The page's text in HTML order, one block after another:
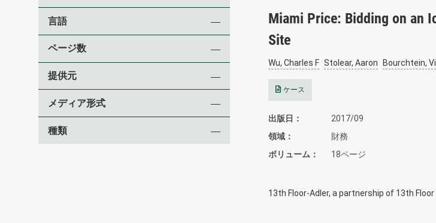
Miami Price: Bidding on an
Site
Wu, Charles F Stolear, Aaron Bourchtein,
ケース
出版日
2017/09
領域
財務
ボリューム
18ページ
13th Floor-Adler, a partnership of 13th
言語
ページ数
提供元
メディア形式
種類